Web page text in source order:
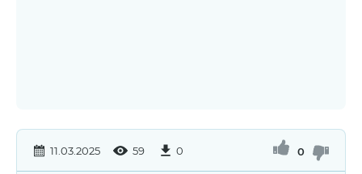
11.03.2025 59 0 0